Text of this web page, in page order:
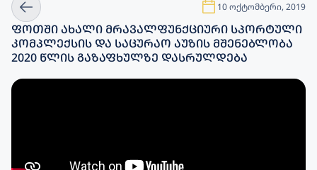
10 ოქტომბერი, 2019
ᲤᲝᲗᲨᲘ ᲐᲮᲐᲚᲘ ᲛᲠᲐᲕᲐᲚᲤᲣᲜᲥᲪᲘᲣᲠᲘ ᲡᲞᲝᲠᲢᲣᲚᲘ
ᲙᲝᲛᲞᲚᲔᲥᲡᲘᲡ ᲓᲐ ᲡᲐᲪᲣᲠᲐᲝ ᲐᲣᲖᲘᲡ ᲛᲨᲔᲜᲔᲑᲚᲝᲑᲐ
2020 ᲬᲚᲘᲡ ᲒᲐᲖᲐᲤᲮᲣᲚᲖᲔ ᲓᲐᲡᲠᲣᲚᲓᲔᲑᲐ